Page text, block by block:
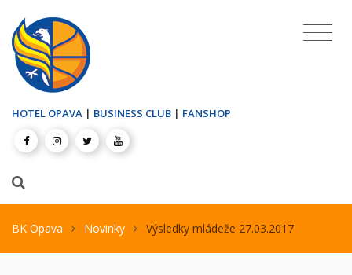
HOTEL OPAVA | BUSINESS CLUB | FANSHOP
BK Opava Novinky Výsledky mládeže 27.03.2017